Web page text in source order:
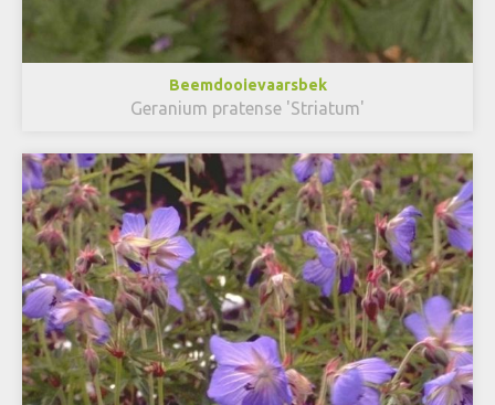
Beemdooievaarsbek
Geranium pratense 'Striatum'